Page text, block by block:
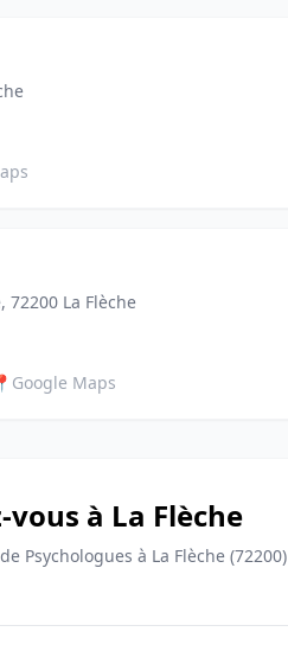
72200 La Flèche
Google Maps
à La Flèche
Psychologues à La Flèche (72200)